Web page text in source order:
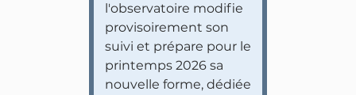
l'observatoire modifie
provisoirement son
suivi et prépare pour le
printemps 2026 sa
nouvelle forme, dédiée